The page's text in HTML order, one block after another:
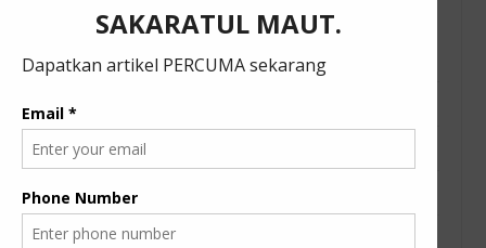
Categories
Artikel
Belajar Bahasa Arab
Berita Semasa
Buku
Fatehteam Nota Kuliah